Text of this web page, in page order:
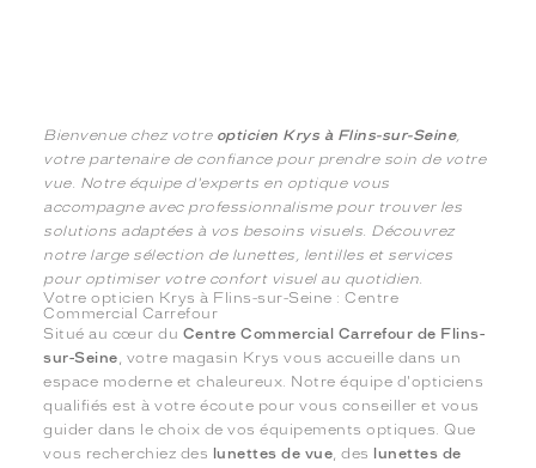
Bienvenue chez votre opticien Krys à Flins-sur-Seine,
votre partenaire de confiance pour prendre soin de votre
vue. Notre équipe d'experts en optique vous
accompagne avec professionnalisme pour trouver les
solutions adaptées à vos besoins visuels. Découvrez
notre large sélection de lunettes, lentilles et services
pour optimiser votre confort visuel au quotidien.
Votre opticien Krys à Flins-sur-Seine : Centre
Commercial Carrefour
Situé au cœur du Centre Commercial Carrefour de Flins-
sur-Seine, votre magasin Krys vous accueille dans un
espace moderne et chaleureux. Notre équipe d'opticiens
qualifiés est à votre écoute pour vous conseiller et vous
guider dans le choix de vos équipements optiques. Que
vous recherchiez des lunettes de vue, des
lunettes de